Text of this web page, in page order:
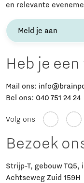
en relevante
Meld je aan
Heb je een
Mail ons:
Bel ons: 040 751 24 24
Volg ons
Bezoek
Strijp-T, gebouw
Achtseweg Zuid 159H